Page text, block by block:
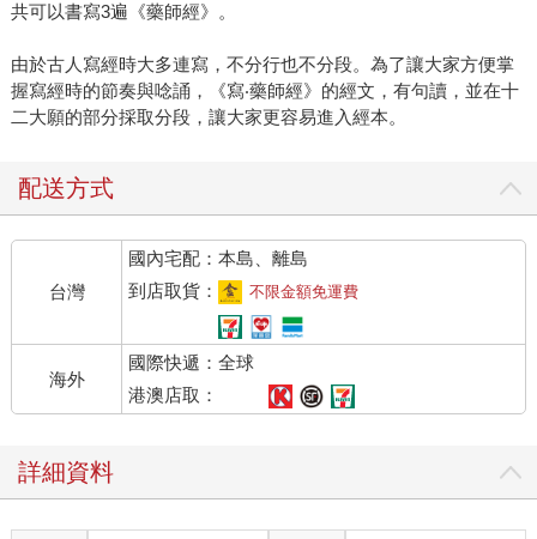
共可以書寫3遍《藥師經》。
由於古人寫經時大多連寫，不分行也不分段。為了讓大家方便掌
握寫經時的節奏與唸誦，《寫‧藥師經》的經文，有句讀，並在十
二大願的部分採取分段，讓大家更容易進入經本。
配送方式
台灣
國內宅配：本島、離島
到店取貨：
不限金額免運費
海外
國際快遞：全球
港澳店取：
詳細資料